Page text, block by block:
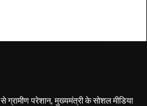
ग्रामीण परेशान, मुख्यमंत्री के सोशल मीडिया